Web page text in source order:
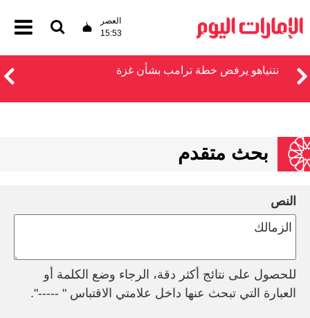
العصر
15:53
نتنياهو يرفض خطة ترامب بشأن غزة
بحث متقدم
النص
للحصول على نتائج أكثر دقة، الرجاء وضع الكلمة أو
العبارة التي تبحث عنها داخل علامتي الاقتباس " -----".